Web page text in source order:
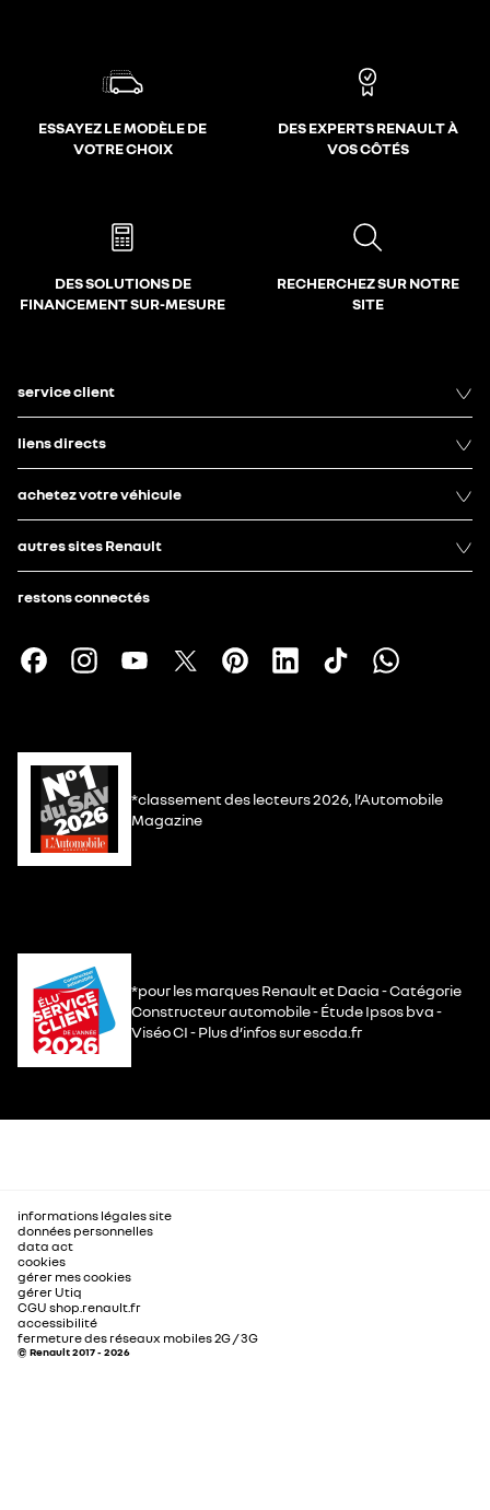
ESSAYEZ LE MODÈLE DE
VOTRE CHOIX
DES EXPERTS RENAULT À
VOS CÔTÉS
DES SOLUTIONS DE
FINANCEMENT SUR-MESURE
RECHERCHEZ SUR NOTRE
SITE
service client
liens directs
achetez votre véhicule
autres sites Renault
restons connectés
*classement des lecteurs 2026, l’Automobile
Magazine
*pour les marques Renault et Dacia - Catégorie
Constructeur automobile - Étude Ipsos bva -
Viséo CI - Plus d’infos sur escda.fr
informations légales site
données personnelles
data act
cookies
gérer mes cookies
gérer Utiq
CGU shop.renault.fr
accessibilité
fermeture des réseaux mobiles 2G / 3G
© Renault 2017 - 2026